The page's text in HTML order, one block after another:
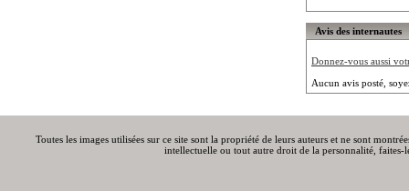
Avis des internautes
Donnez-vous aussi
Aucun avis posté,
Toutes les images utilisées sur ce site sont la propriété de leurs auteurs et ne sont
intellectuelle ou tout autre droit de la personnalité,